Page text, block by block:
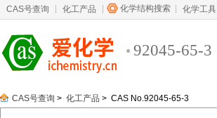
CAS号查询 化工产品 化学结构搜索 化学工具
92045-65-3
CAS号查询 > 化工产品 > CAS No.92045-65-3